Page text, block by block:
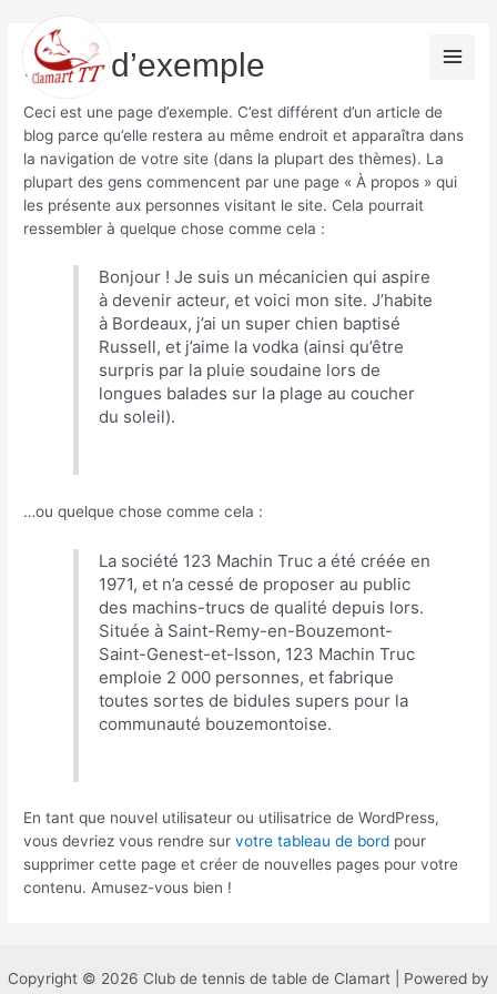
contenu
Page d’exemple
Ceci est une page d’exemple. C’est différent d’un article de
blog parce qu’elle restera au même endroit et apparaîtra dans
la navigation de votre site (dans la plupart des thèmes). La
plupart des gens commencent par une page « À propos » qui
les présente aux personnes visitant le site. Cela pourrait
ressembler à quelque chose comme cela :
Bonjour ! Je suis un mécanicien qui aspire
à devenir acteur, et voici mon site. J’habite
à Bordeaux, j’ai un super chien baptisé
Russell, et j’aime la vodka (ainsi qu’être
surpris par la pluie soudaine lors de
longues balades sur la plage au coucher
du soleil).
…ou quelque chose comme cela :
La société 123 Machin Truc a été créée en
1971, et n’a cessé de proposer au public
des machins-trucs de qualité depuis lors.
Située à Saint-Remy-en-Bouzemont-
Saint-Genest-et-Isson, 123 Machin Truc
emploie 2 000 personnes, et fabrique
toutes sortes de bidules supers pour la
communauté bouzemontoise.
En tant que nouvel utilisateur ou utilisatrice de WordPress,
vous devriez vous rendre survotre tableau de bord pour
supprimer cette page et créer de nouvelles pages pour votre
contenu. Amusez-vous bien !
Copyright © 2026 Club de tennis de table de Clamart | Powered by